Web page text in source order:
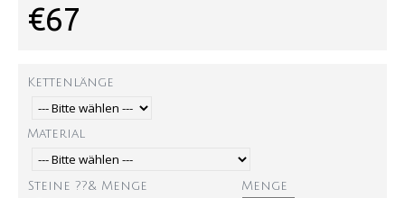
€67
Kettenlänge
Material
Steine ??& Menge Menge